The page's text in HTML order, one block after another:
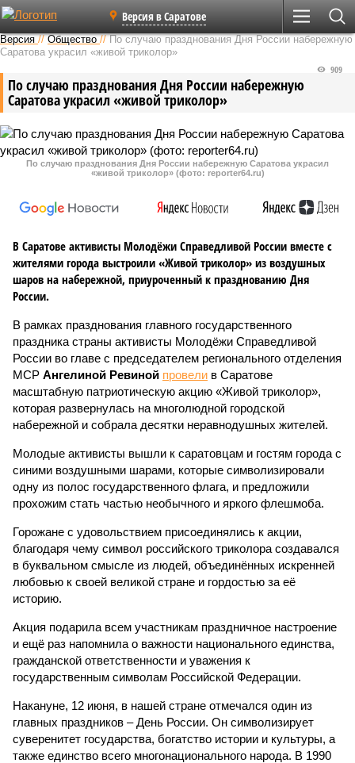
Версия в Саратове
Версия //Общество //По случаю празднования Дня России набережную
Саратова украсил «живой триколор»
По случаю празднования Дня России набережную
Саратова украсил «живой триколор»
909
По случаю празднования Дня России набережную Саратова украсил
«живой триколор» (фото: reporter64.ru)
В Саратове активисты Молодёжи Справедливой России вместе с
жителями города выстроили «Живой триколор» из воздушных
шаров на набережной, приуроченный к празднованию Дня
России.
В рамках празднования главного государственного
праздника страны активисты Молодёжи Справедливой
России во главе с председателем регионального отделения
МСР Ангелиной Ревиной провели в Саратове
масштабную патриотическую акцию «Живой триколор»,
которая развернулась на многолюдной городской
набережной и собрала десятки неравнодушных жителей.
Молодые активисты вышли к саратовцам и гостям города с
синими воздушными шарами, которые символизировали
одну из полос государственного флага, и предложили
прохожим стать частью необычного и яркого флешмоба.
Горожане с удовольствием присоединялись к акции,
благодаря чему символ российского триколора создавался
в буквальном смысле из людей, объединённых искренней
любовью к своей великой стране и гордостью за её
историю.
Акция подарила всем участникам праздничное настроение
и ещё раз напомнила о важности национального единства,
гражданской ответственности и уважения к
государственным символам Российской Федерации.
Накануне, 12 июня, в нашей стране отмечался один из
главных праздников – День России. Он символизирует
суверенитет государства, богатство истории и культуры, а
также единство всего многонационального народа. В 1990